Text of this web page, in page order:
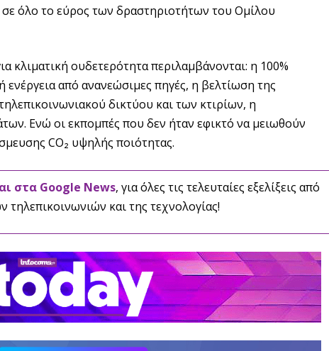
όλο το εύρος των δραστηριοτήτων του Ομίλου
κλιματική ουδετερότητα περιλαμβάνονται: η 100%
από ανανεώσιμες πηγές, η βελτίωση της
δικτύου και των κτιρίων, η
Ενώ οι εκπομπές που δεν ήταν εφικτό να μειωθούν
CO₂ υψηλής ποιότητας.
στα Google News, για όλες τις τελευταίες εξελίξεις από
τηλεπικοινωνιών και της τεχνολογίας!